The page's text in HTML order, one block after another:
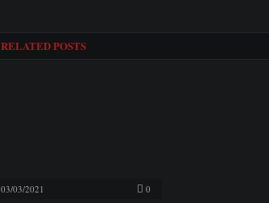
RELATEDPOSTS
03/03/2021 0